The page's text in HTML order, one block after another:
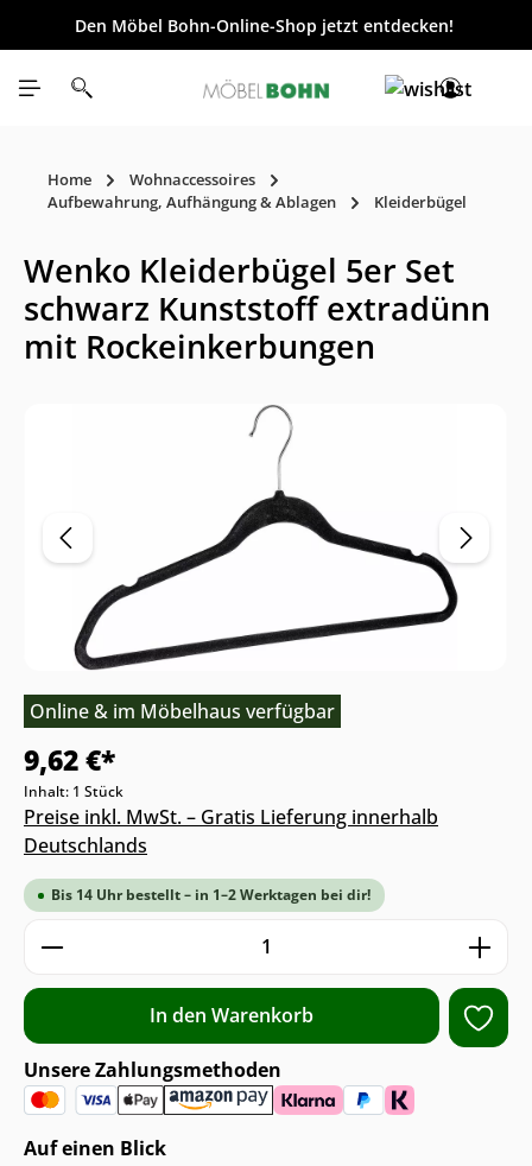
springen
Den Möbel Bohn-Online-Shop jetzt entdecken!
Home
Wohnaccessoires
Aufbewahrung, Aufhängung & Ablagen
Kleiderbügel
Wenko Kleiderbügel 5er Set
schwarz Kunststoff extradünn
mit Rockeinkerbungen
Online & im Möbelhaus verfügbar
9,62 €*
Inhalt: 1 Stück
Preise inkl. MwSt. – Gratis Lieferung innerhalb
Deutschlands
Bis 14 Uhr bestellt – in 1–2 Werktagen bei dir!
Produkt Anzahl: Gib den
In den Warenkorb
Unsere Zahlungsmethoden
Auf einen Blick